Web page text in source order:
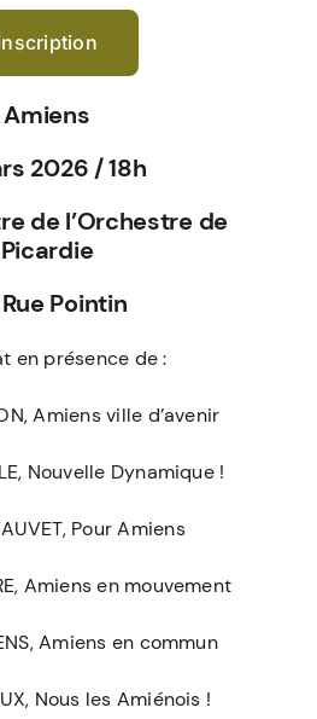
Amiens
2026 / 18h
de l’Orchestre de
Picardie
Pointin
en présence de :
Amiens ville d’avenir
Nouvelle Dynamique !
Pour Amiens
Amiens en mouvement
Amiens en commun
Nous les Amiénois !